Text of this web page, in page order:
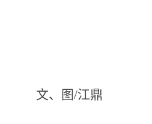
文、图/江鼎